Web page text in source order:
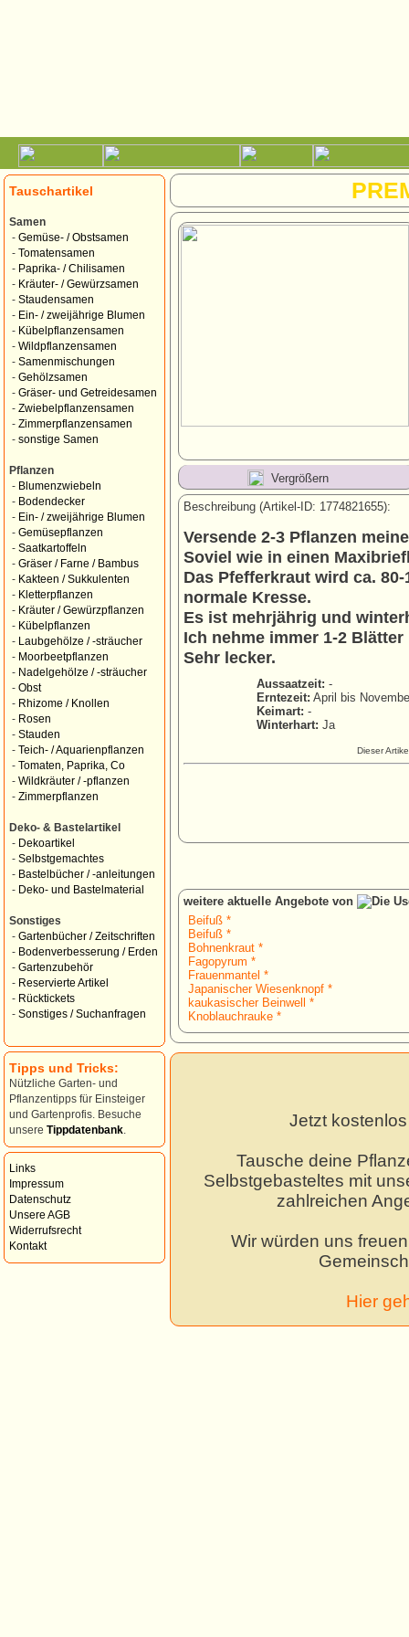
Tauschartikel
Samen
- Gemüse- / Obstsamen
- Tomatensamen
- Paprika- / Chilisamen
- Kräuter- / Gewürzsamen
- Staudensamen
- Ein- / zweijährige Blumen
- Kübelpflanzensamen
- Wildpflanzensamen
- Samenmischungen
- Gehölzsamen
- Gräser- und Getreidesamen
- Zwiebelpflanzensamen
- Zimmerpflanzensamen
- sonstige Samen
Pflanzen
- Blumenzwiebeln
- Bodendecker
- Ein- / zweijährige Blumen
- Gemüsepflanzen
- Saatkartoffeln
- Gräser / Farne / Bambus
- Kakteen / Sukkulenten
- Kletterpflanzen
- Kräuter / Gewürzpflanzen
- Kübelpflanzen
-
Laubgehölze / -sträucher
- Moorbeetpflanzen
- Nadelgehölze / -sträucher
- Obst
- Rhizome / Knollen
- Rosen
- Stauden
- Teich- / Aquarienpflanzen
- Tomaten, Paprika, Co
- Wildkräuter / -pflanzen
- Zimmerpflanzen
Deko- & Bastelartikel
- Dekoartikel
- Selbstgemachtes
- Bastelbücher / -anleitungen
- Deko- und Bastelmaterial
Sonstiges
- Gartenbücher / Zeitschriften
- Bodenverbesserung / Erden
- Gartenzubehör
- Reservierte Artikel
- Rücktickets
- Sonstiges / Suchanfragen
Tipps und Tricks:
Nützliche Garten- und
Pflanzentipps für Einsteiger
und Gartenprofis. Besuche
unsere Tippdatenbank
Links
Impressum
Datenschutz
Unsere AGB
Widerrufsrecht
Kontakt
Vergrößern
Beschreibung (Artikel-ID: 1774821655):
Versende 2-3 Pflanzen
Soviel wie in einen
Das Pfefferkraut wird ca.
normale Kresse.
Es ist mehrjährig und
Ich nehme immer 1-2
Sehr lecker.
Aussaatzeit: -
Erntezeit: April bis
Keimart: -
Winterhart: Ja
Dieser
weitere aktuelle Angebote von
Beifuß *
Beifuß *
Bohnenkraut *
Fagopyrum *
Frauenmantel *
Japanischer Wiesenknopf *
kaukasischer Beinwell *
Knoblauchrauke *
Jetzt
Tausche deine
Selbstgebasteltes mit
zahlreichen
Wir würden uns
Hier